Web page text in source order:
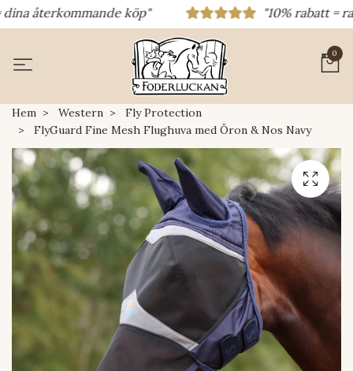
köp" "10% rabatt =
0
Hem Western
Fly Protection
FlyGuard Fine Mesh Flughuva med Öron & Nos Navy